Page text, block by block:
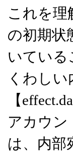
これを理
の初期状
いている
くわし
【
アカウン
は、内部